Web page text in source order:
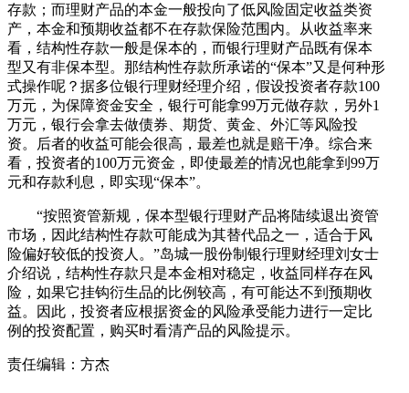
存款；而理财产品的本金一般投向了低风险固定收益类资
产，本金和预期收益都不在存款保险范围内。从收益率来
看，结构性存款一般是保本的，而银行理财产品既有保本
型又有非保本型。那结构性存款所承诺的“保本”又是何种形
式操作呢？据多位银行理财经理介绍，假设投资者存款100
万元，为保障资金安全，银行可能拿99万元做存款，另外1
万元，银行会拿去做债券、期货、黄金、外汇等风险投
资。后者的收益可能会很高，最差也就是赔干净。综合来
看，投资者的100万元资金，即使最差的情况也能拿到99万
元和存款利息，即实现“保本”。
“按照资管新规，保本型银行理财产品将陆续退出资管
市场，因此结构性存款可能成为其替代品之一，适合于风
险偏好较低的投资人。”岛城一股份制银行理财经理刘女士
介绍说，结构性存款只是本金相对稳定，收益同样存在风
险，如果它挂钩衍生品的比例较高，有可能达不到预期收
益。因此，投资者应根据资金的风险承受能力进行一定比
例的投资配置，购买时看清产品的风险提示。
责任编辑：方杰